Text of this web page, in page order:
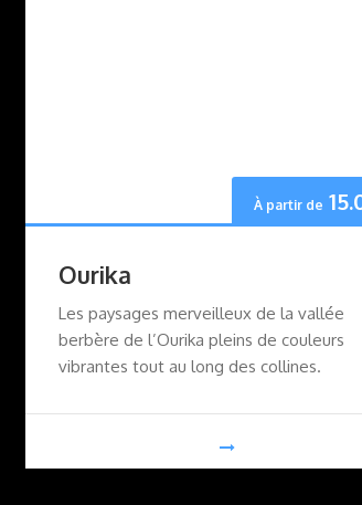
À partir de
Ourika
Les paysages merveilleux de la vallée
berbère de l’Ourika pleins de couleurs
vibrantes tout au long des collines.